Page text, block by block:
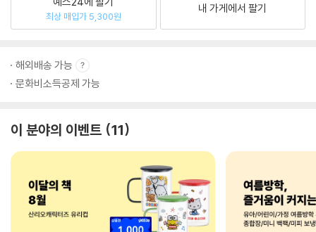
최상 매입가 5,300원
내 가게에서 팔기
해외배송 가능
문화비소득공제 가능
이 분야의 이벤트 11